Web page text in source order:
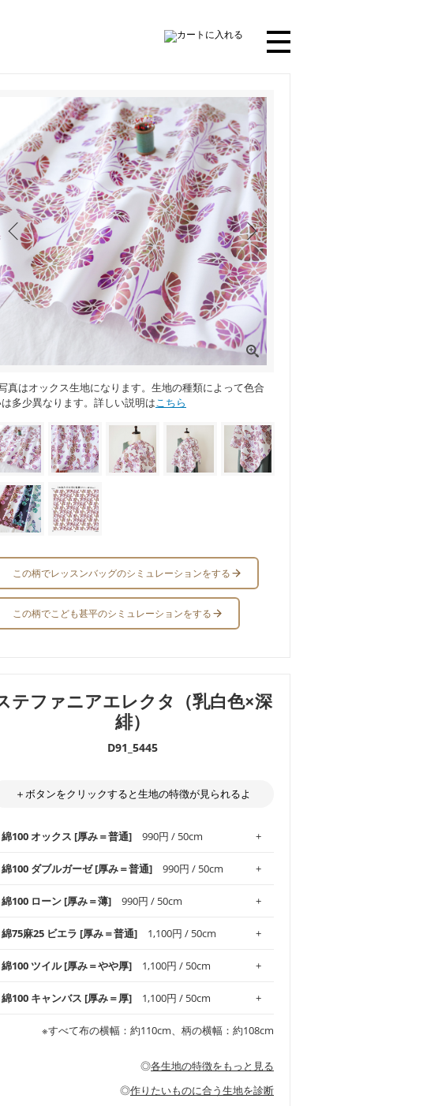
真はオックス生地になります。生地の種類によって色合
多少異なります。詳しい説明はこちら
この柄でレッスンバッグのシミュレーションをする
この柄でこども甚平のシミュレーションをする
テファニアエレクタ（乳白色×深
緋）
D91_5445
＋ボタンをクリックすると生地の特徴が見られるよ
綿100 オックス [厚み＝普通] 990円 / 50cm
使いやすさNo.1！しなやかさと適度な張りを併せ持ち、
通気性の高さがオックス生地の特徴です。当サイトのオ
縫いやすいため、布小物全般にお使いいただけます。
※レッスンバッグ、上履き袋などの通園通学グッズには
などの布小物
・布団カバーなどの寝具、カーテン
・スカート、甚平などの子ども服
綿100 ダブルガーゼ [厚み＝普通] 990円 / 50cm
柔らかくふんわりとした肌触りが特徴です。ベビー用品
やハンカチなど直接肌に触れるアイテムに最適です。高
シーズンで活躍してくれます。
・スタイ、おくるみなどのベビーグッズ
・ブラウス、チュニック、ワンピースなどの洋服
綿100 ローン [厚み＝薄] 990円 / 50cm
上質で薄手の平織りの生地です。軽やかさとなめらかな
手触りの良さが魅力。透け感があるので、涼しげなトッ
・ブラウス、シャツ、チュニックなどのトップス
綿75麻25 ビエラ [厚み＝普通] 1,100円 / 50cm
コットン75％リネン25％の当店のビエラ生地は、オック
ス生地よりもふんわりとした柔らかい質感と適度な落ち
綿100 ツイル [厚み＝やや厚] 1,100円 / 50cm
綾織りの生地です。しっかりとした張りと厚みがありな
がらも柔らかいのが特徴です。生地の厚みは中厚手で
・レッスンバッグ、上履き袋などの通園通学グッズ
綿100 キャンバス [厚み＝厚] 1,100円 / 50cm
夫で高い耐久性があります。トートバッグ・ポーチ・ペ
ンケースなどの布小物、インテリア用品に向いていま
※すべて布の横幅：約110cm、柄の横幅：約108cm
◎各生地の特徴をもっと見る
◎作りたいものに合う生地を診断